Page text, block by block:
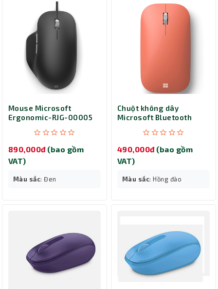
Mouse Microsoft
Ergonomic-RJG-00005
890,000đ (bao gồm
VAT)
Màu sắc: Đen
Chuột không dây
Microsoft Bluetooth
Mobile-KTF-00044
490,000đ (bao gồm
VAT)
Màu sắc: Hồng đào